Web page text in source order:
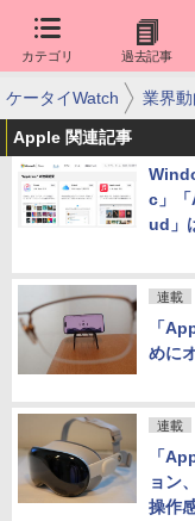
カテゴリ 過去記事
ケータイWatch 業界動
Apple 関連記事
c」「
ud」
連載
「
めに
連載
「
ョン
操作